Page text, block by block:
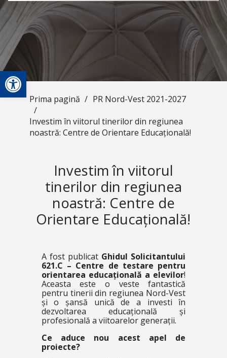
Deschide bara de unelte
Prima pagină / PR Nord-Vest 2021-2027
/
Investim în viitorul tinerilor din regiunea
noastră: Centre de Orientare Educațională!
Investim în viitorul
tinerilor din regiunea
noastră: Centre de
Orientare Educațională!
A fost publicat Ghidul Solicitantului
621.C – Centre de testare pentru
orientarea educațională a elevilor!
Aceasta este o veste fantastică
pentru tinerii din regiunea Nord-Vest
și o șansă unică de a investi în
dezvoltarea educațională și
profesională a viitoarelor generații.
Ce aduce nou acest apel de
proiecte?